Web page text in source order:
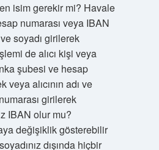
isim gerekir mi? Havale
numarası veya IBAN
soyadı girilerek
de alıcı kişi veya
şubesi ve hesap
veya alıcının adı ve
girilerek
IBAN olur mu?
değişiklik gösterebilir
dışında hiçbir